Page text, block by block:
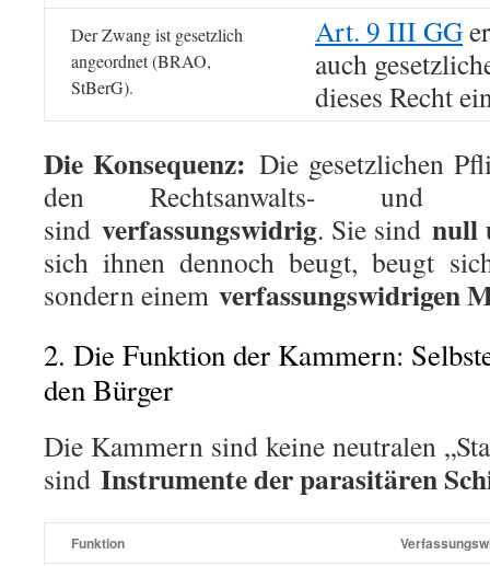
Der Zwang ist gesetzlich
angeordnet (BRAO,
StBerG).
Art. 9 III GG
auch
dieses Recht
Die Konsequenz: Die gesetzlichen
den Rechtsanwalts- und
sind verfassungswidrig. Sie sind null
sich ihnen dennoch beugt, beugt
sondern einem verfassungswidrigen
2. Die Funktion der Kammern:
den Bürger
Die Kammern sind keine neutralen
sind Instrumente der parasitären
Funktion